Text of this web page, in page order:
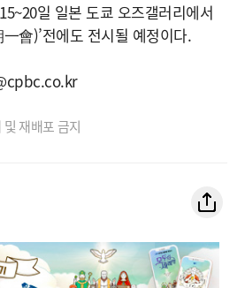
일 일본 도쿄 오즈갤러리에서
會)’전에도 전시될 예정이다.
재배포 금지